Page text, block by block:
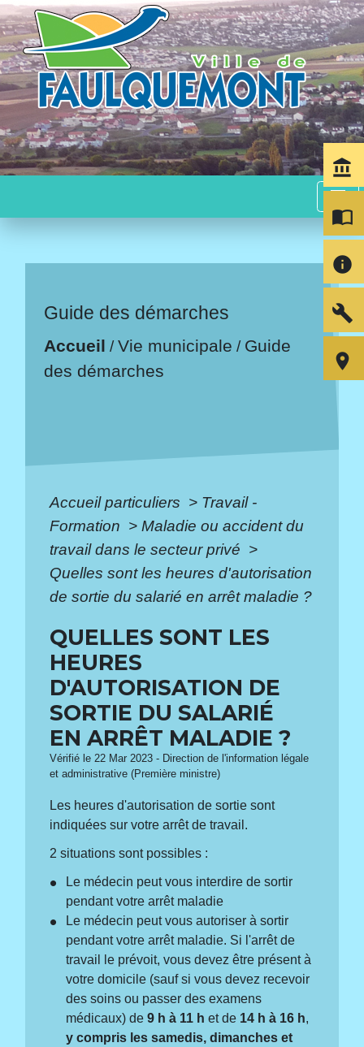
menu
Guide des démarches
Accueil /Vie municipale / Guide
des démarches
Accueil particuliers > Travail -
Formation > Maladie ou accident du
travail dans le secteur privé >
Quelles sont les heures d'autorisation
de sortie du salarié en arrêt maladie ?
QUELLES SONT LES
HEURES
D'AUTORISATION DE
SORTIE DU SALARIÉ
EN ARRÊT MALADIE ?
Vérifié le 22 Mar 2023 - Direction de l'information légale
et administrative (Première ministre)
Les heures d'autorisation de sortie sont
indiquées sur votre arrêt de travail.
2 situations sont possibles :
Le médecin peut vous interdire de sortir
pendant votre arrêt maladie
Le médecin peut vous autoriser à sortir
pendant votre arrêt maladie. Si l'arrêt de
travail le prévoit, vous devez être présent à
votre domicile (sauf si vous devez recevoir
des soins ou passer des examens
médicaux) de9 h à 11 h et de 14 h à 16 h,
y compris les samedis, dimanches et
account_balance
import_contacts
info
build
room